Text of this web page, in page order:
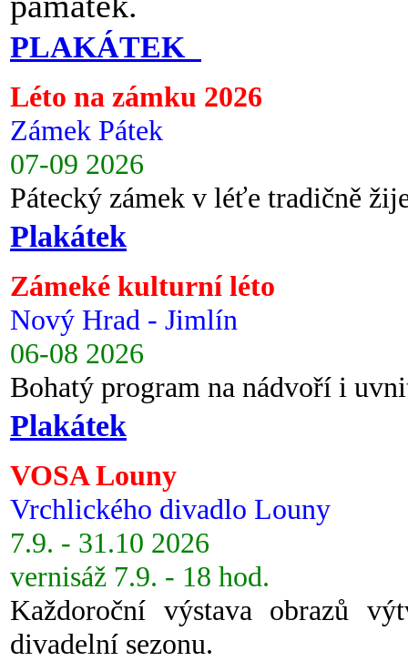
PLAKÁTEK
Léto na zámku 2026
Zámek Pátek
07-09 2026
Pátecký zámek v léťe tradičně
Plakátek
Zámeké kulturní léto
Nový Hrad - Jimlín
06-08 2026
Bohatý program na nádvoří i
Plakátek
VOSA Louny
Vrchlického divadlo Louny
7.9. - 31.10 2026
vernisáž 7.9. - 18 hod.
Každoroční výstava obrazů
divadelní sezonu.